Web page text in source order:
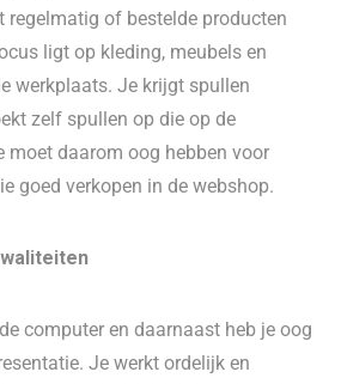
regelmatig of bestelde producten
ligt op kleding, meubels en
werkplaats. Je krijgt spullen
zelf spullen op die op de
moet daarom oog hebben voor
goed verkopen in de webshop.
computer en daarnaast heb je oog
Je werkt ordelijk en